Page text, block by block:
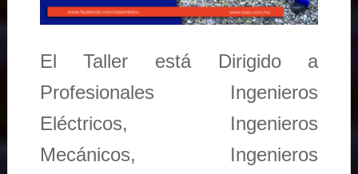
El Taller está Dirigido a
Profesionales Ingenieros
Eléctricos, Ingenieros
Mecánicos, Ingenieros